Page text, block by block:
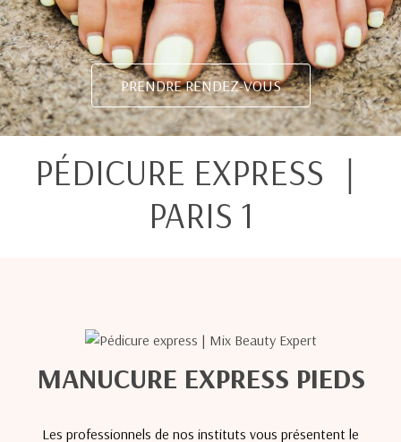
PRENDRE RENDEZ-VOUS
PÉDICURE EXPRESS ｜
PARIS 1
MANUCURE EXPRESS PIEDS
Les professionnels de nos instituts vous présentent le